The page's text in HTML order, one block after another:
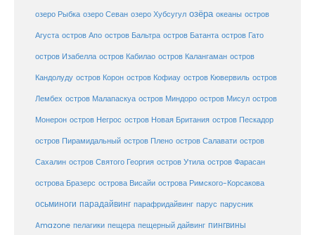
озеро Рыбка озеро Севан озеро Хубсугул озёра океаны остров
Агуста остров Апо остров Бальтра остров Батанта остров Гато
остров Изабелла остров Кабилао остров Калангаман остров
Кандолуду остров Корон остров Кофиау остров Кювервиль остров
Лембех остров Малапаскуа остров Миндоро остров Мисул остров
Монерон остров Негрос остров Новая Британия остров Пескадор
остров Пирамидальный остров Плено остров Салавати остров
Сахалин остров Святого Георгия остров Утила остров Фарасан
острова Бразерс острова Висайи острова Римского-Корсакова
осьминоги парадайвинг парафридайвинг парус парусник
Amazone пелагики пещера пещерный дайвинг пингвины